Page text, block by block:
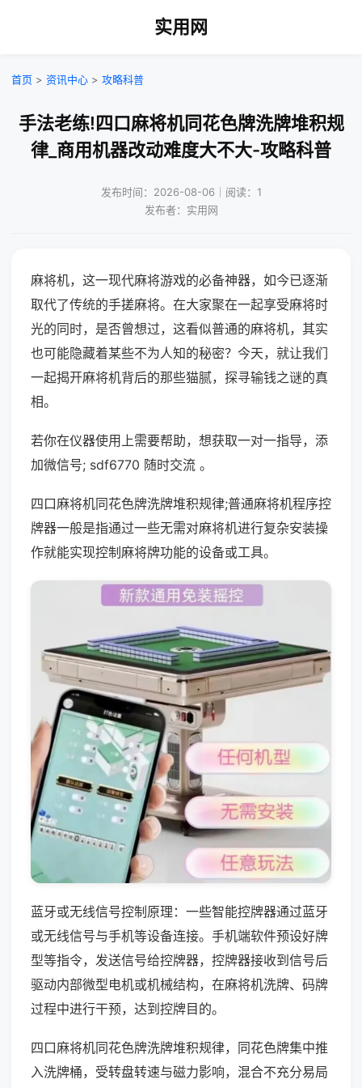
实用网
首页 > 资讯中心 > 攻略科普
手法老练!四口麻将机同花色牌洗牌堆积规
律_商用机器改动难度大不大-攻略科普
发布时间：2026-08-06｜阅读：1
发布者：实用网
麻将机，这一现代麻将游戏的必备神器，如今已逐渐
取代了传统的手搓麻将。在大家聚在一起享受麻将时
光的同时，是否曾想过，这看似普通的麻将机，其实
也可能隐藏着某些不为人知的秘密？今天，就让我们
一起揭开麻将机背后的那些猫腻，探寻输钱之谜的真
相。
若你在仪器使用上需要帮助，想获取一对一指导，添
加微信号; sdf6770 随时交流 。
四口麻将机同花色牌洗牌堆积规律;普通麻将机程序控
牌器一般是指通过一些无需对麻将机进行复杂安装操
作就能实现控制麻将牌功能的设备或工具。
蓝牙或无线信号控制原理：一些智能控牌器通过蓝牙
或无线信号与手机等设备连接。手机端软件预设好牌
型等指令，发送信号给控牌器，控牌器接收到信号后
驱动内部微型电机或机械结构，在麻将机洗牌、码牌
过程中进行干预，达到控牌目的。
四口麻将机同花色牌洗牌堆积规律，同花色牌集中推
入洗牌桶，受转盘转速与磁力影响，混合不充分易局